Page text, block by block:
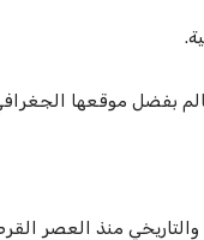
بفضل موقعها
والتاريخي منذ العصر